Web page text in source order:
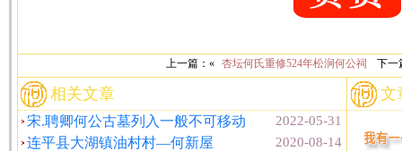
上一篇：« 杏坛何氏重修524年松涧何公祠 下一
相关文章
2022-05-31
宋.聘卿何公古墓列入一般不可移动
2020-08-14
连平县大湖镇油村村—何新屋
文